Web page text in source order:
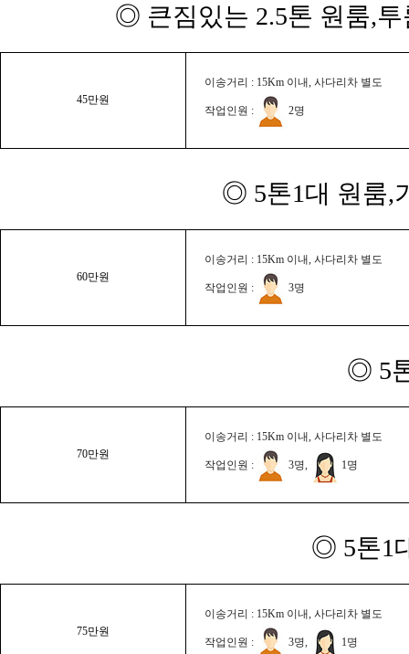
◎ 큰짐있는 2.5톤 원룸,
45만원
이송거리 : 15Km 이내, 사다리차 별도
작업인원 : 2명
◎ 5톤1대 원룸,
60만원
이송거리 : 15Km 이내, 사다리차 별도
작업인원 : 3명
◎ 5
70만원
이송거리 : 15Km 이내, 사다리차 별도
작업인원 : 3명, 1명
◎ 5톤1
75만원
이송거리 : 15Km 이내, 사다리차 별도
작업인원 : 3명, 1명